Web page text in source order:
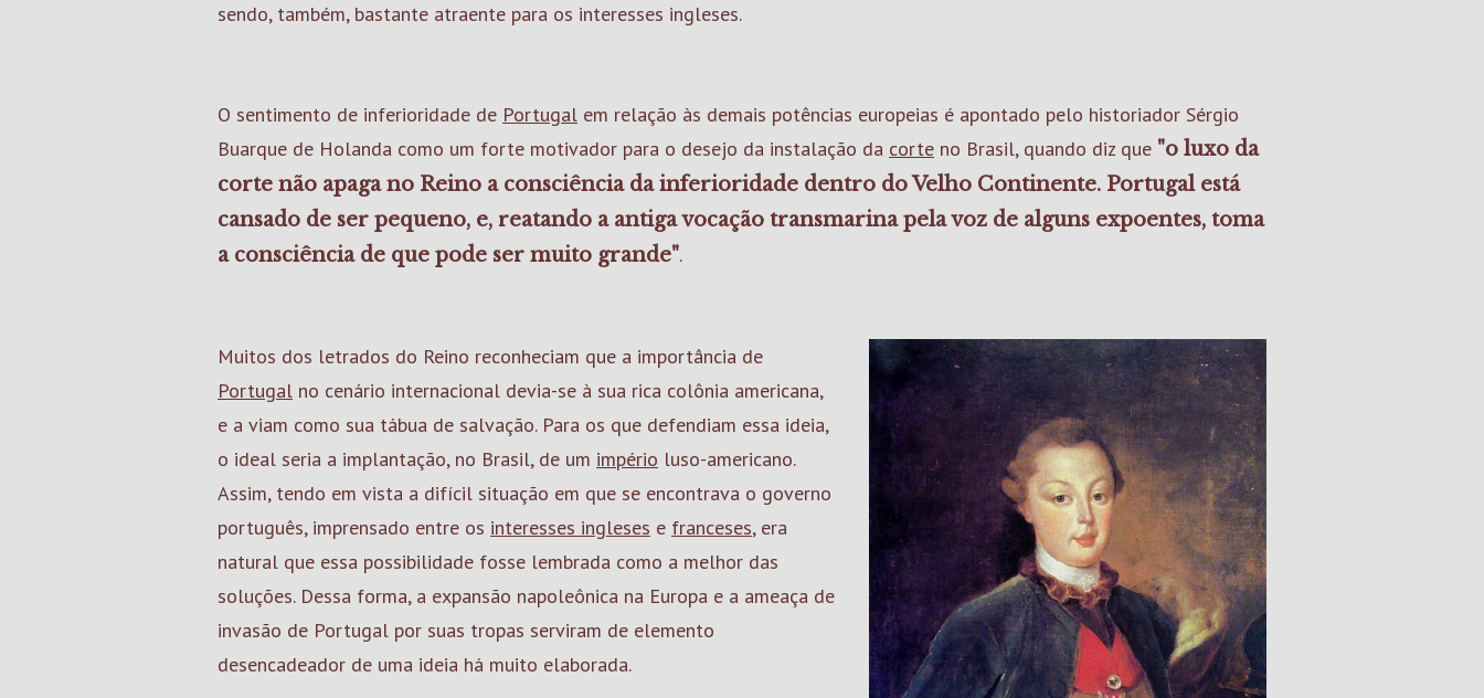
sendo, também, bastante atraente para os interesses ingleses.
O sentimento de inferioridade de Portugal em relação às demais potências europeias é apontado pelo historiador Sérgio
Buarque de Holanda como um forte motivador para o desejo da instalação da corte no Brasil, quando diz que "o luxo da
corte não apaga no Reino a consciência da inferioridade dentro do Velho Continente. Portugal está
cansado de ser pequeno, e, reatando a antiga vocação transmarina pela voz de alguns expoentes, toma
a consciência de que pode ser muito grande".
Muitos dos letrados do Reino reconheciam que a importância de
Portugal no cenário internacional devia-se à sua rica colônia americana,
e a viam como sua tábua de salvação. Para os que defendiam essa ideia,
o ideal seria a implantação, no Brasil, de um império luso-americano.
Assim, tendo em vista a difícil situação em que se encontrava o governo
português, imprensado entre os interesses ingleses e franceses, era
natural que essa possibilidade fosse lembrada como a melhor das
soluções. Dessa forma, a expansão napoleônica na Europa e a ameaça de
invasão de Portugal por suas tropas serviram de elemento
desencadeador de uma ideia há muito elaborada.